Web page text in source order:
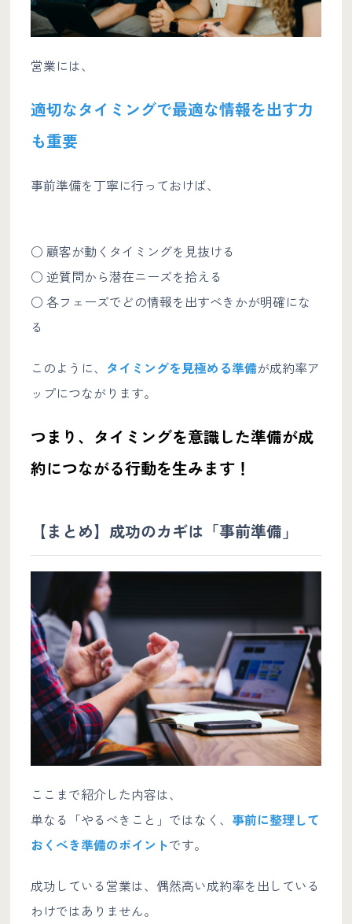
営業には、
適切なタイミングで最適な情報を出す力
も重要
事前準備を丁寧に行っておけば、
○ 顧客が動くタイミングを見抜ける
○ 逆質問から潜在ニーズを拾える
○ 各フェーズでどの情報を出すべきかが明確にな
る
このように、 タイミングを見極める準備が成約率ア
ップにつながります。
つまり、タイミングを意識した準備が成
約につながる行動を生みます！
【まとめ】成功のカギは「事前準備」
ここまで紹介した内容は、
単なる「やるべきこと」ではなく、 事前に整理して
おくべき準備のポイントです。
成功している営業は、偶然高い成約率を出している
わけではありません。